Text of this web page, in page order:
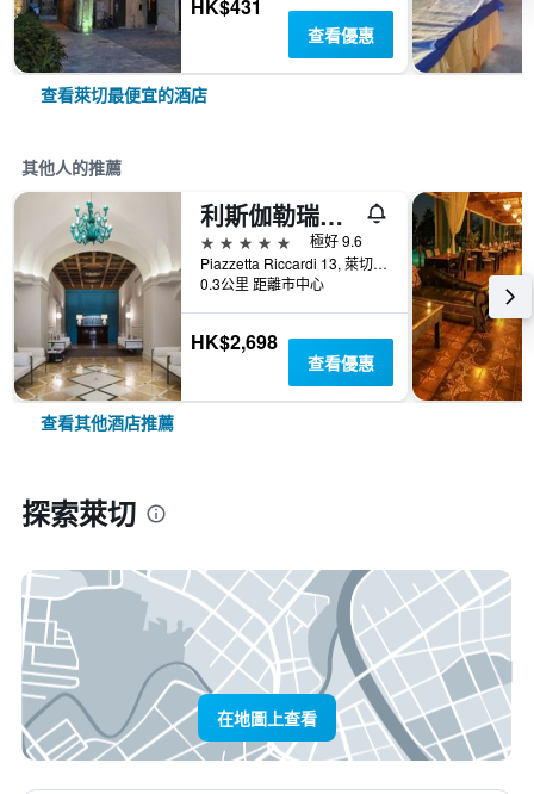
HK$431
查看優惠
查看萊切最便宜的酒店
其他人的推薦
利斯伽勒瑞派特里亞精選酒店 - 拉察
5星級
極好 9.6
Piazzetta Riccardi 13, 萊切, 萊切, 義大利
0.3公里 距離市中心
HK$2,698
查看優惠
查看其他酒店推薦
探索萊切
在地圖上查看